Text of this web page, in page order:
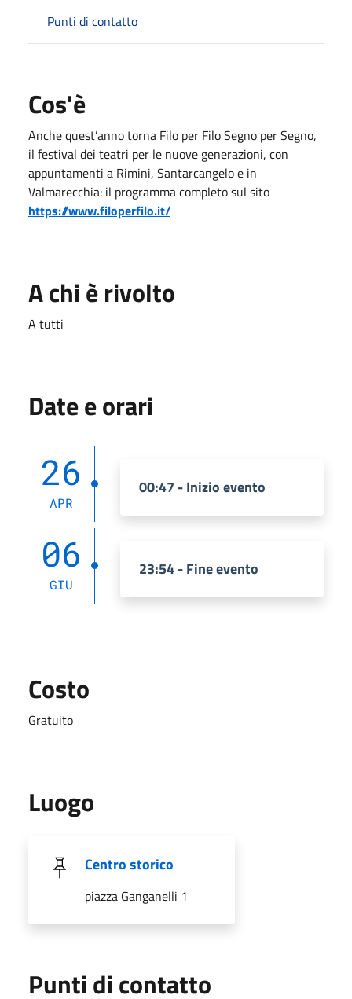
Punti di contatto
Cos'è
Anche quest’anno torna Filo per Filo Segno per Segno,
il festival dei teatri per le nuove generazioni, con
appuntamenti a Rimini, Santarcangelo e in
Valmarecchia: il programma completo sul sito
https://www.filoperfilo.it/
A chi è rivolto
A tutti
Date e orari
26
APR
00:47 - Inizio evento
06
GIU
23:54 - Fine evento
Costo
Gratuito
Luogo
Centro storico
piazza Ganganelli 1
Punti di contatto